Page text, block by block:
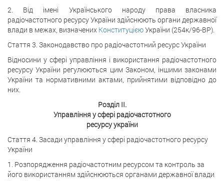
2. Від імені Українського народу права власника
радіочастотного ресурсу України здійснюють органи державної
влади в межах, визначених КонституцієюУкраїни (254к/96-ВР).
Стаття 3. Законодавство про радіочастотний ресурс України
Відносини у сфері управління і використання радіочастотного
ресурсу України регулюються цим Законом, іншими законами
України та нормативними актами, прийнятими відповідно до
них.
Розділ II.
Управління у сфері радіочастотного
ресурсу україни
Стаття 4. Засади управління у сфері радіочастотного ресурсу
України
1. Розпорядження радіочастотним ресурсом та контроль за
його використанням здійснюються органами державної влади